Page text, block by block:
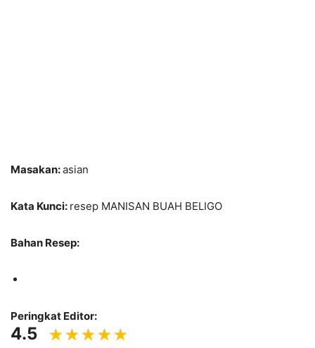
Masakan:asian
Kata Kunci: resep MANISAN BUAH BELIGO
Bahan Resep:
Peringkat Editor:
4.5